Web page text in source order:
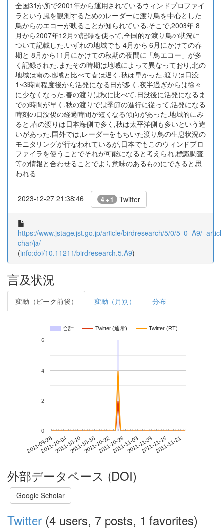
全国31か所で2001年から運用されているウィンドプロファイ
ラという風を観測するためのレーダーに渡り鳥を中心とした
鳥からのエコーが映ることが知られている.そこで,2003年 8
月から2007年12月の記録を使って,全国的な渡り鳥の状況に
ついて記載した.いずれの地域でも 4月から 6月にかけての春
期と 8月から11月にかけての秋期の夜間に「鳥エコー」が多
く記録された.またその時期は地域によって異なっており,北の
地域は南の地域と比べて春は遅く,秋は早かった.渡りは日没
1~3時間程度後から活発になる日が多く,夜半過ぎからは徐々
に少なくなった.春の渡りは秋に比べて,日没後に活発になるま
での時間が早く,秋の渡りでは季節の進行に従って,活発になる
時刻の日没後の経過時間が短くなる傾向があった.地域的にみ
ると,春の渡りは日本海側で多く,秋は太平洋側も多いという違
いがあった.国外では,レーダーをもちいた渡り鳥の生息状況の
モニタリングが行なわれているが,日本でもこのウィンドプロ
ファイラを使うことでそれが可能になると考えられ,標識調査
等の情報と合わせることでより意味のあるものにできると思
われる.
2023-12-27 21:38:46 4 + 1 Twitter
https://www.jstage.jst.go.jp/article/birdresearch/5/0/5_0_A9/
char/ja/
(info:doi/10.11211/birdresearch.5.A9)
言及状況
変動（ピーク前後） 変動（月別） 分布
合計 Twitter (通常) Twitter (RT)
2011-09-282011-10-042011-10-102011-10-162011-10-222011-10-282011-11-032011-11-092011-11-152011-11-21
0
2
4
6
外部データベース (DOI)
Google Scholar
Twitter (4 users, 7 posts, 1 favorites)